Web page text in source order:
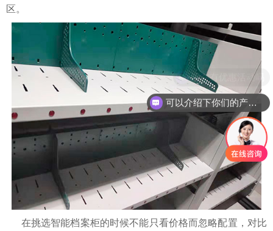
区。
在挑选智能档案柜的时候不能只看价格而忽略配置，对比
可以介绍下你们的产品么
现在有优惠活动吗